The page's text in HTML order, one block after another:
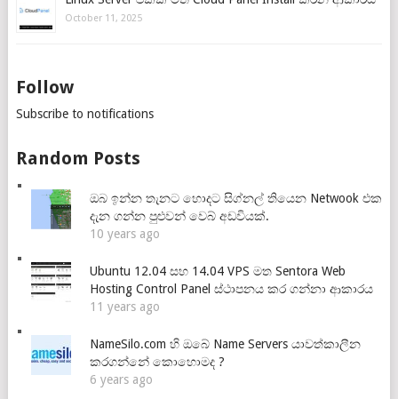
October 11, 2025
Follow
Subscribe to notifications
Random Posts
ඔබ ඉන්න තැනට හොදට සිග්නල් තියෙන Netwook එක
දැන ගන්න පුළුවන් වෙබ් අඩවියක්.
10 years ago
Ubuntu 12.04 සහ 14.04 VPS මත Sentora Web
Hosting Control Panel ස්ථාපනය කර ගන්නා ආකාරය
11 years ago
NameSilo.com හි ඔබේ Name Servers යාවත්කාලීන
කරගන්නේ කොහොමද ?
6 years ago